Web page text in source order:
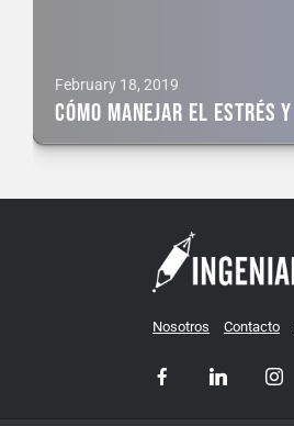
February 18, 2019
Nosotros Contacto